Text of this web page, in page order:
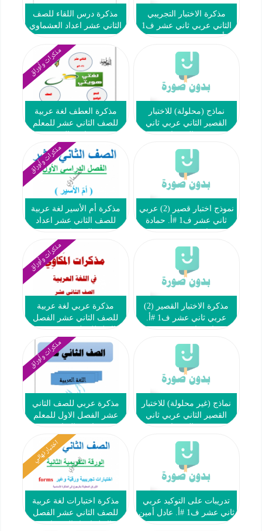
مذكرة الاختبار التجريبي
الثاني عربي ثاني عشر ف1
مذكرة درس اللقاء للصف
الثاني عشر اعداد العشماوي
نماذج (محلولة) للاختبار
القصير الثاني عربي ثاني
مذكرات وأوراق
مذكرة العطف لغة عربية
للصف الثاني عشر للمعلم
نموذج اختبار قصير (2) عربي
ثاني عشر ف1 #أ. حمادة
مذكرات وأوراق
مذكرة أم الأسير لغة عربية
للصف الثاني عشر اعداد
مذكرة الاختبار القصير (2)
عربي ثاني عشر ف1 #أ.
مذكرات وأوراق
مذكرة عربي لغة عربية
للصف الثاني عشر الفصل
عطية المكاوي
نماذج (غير محلولة) للاختبار
القصير الثاني عربي ثاني
مذكرات وأوراق
مذكرة عربي للصف الثاني
عشر الفصل الاول للمعلم
تدريبات على التوكيد عربي
ثاني عشر ف1 #أ. عادل أمين
اختبار نهائي
مذكرة اختبارات لغة عربية
للصف الثاني عشر الفصل